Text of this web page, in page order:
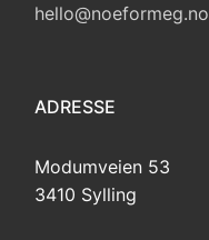
hello@noeformeg.no
ADRESSE
Modumveien 53
3410 Sylling